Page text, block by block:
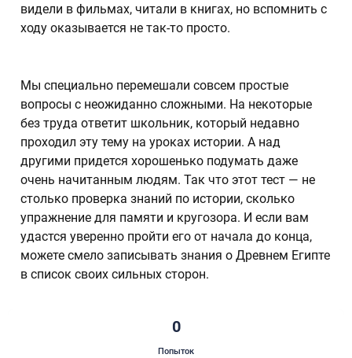
видели в фильмах, читали в книгах, но вспомнить с
ходу оказывается не так-то просто.
Мы специально перемешали совсем простые
вопросы с неожиданно сложными. На некоторые
без труда ответит школьник, который недавно
проходил эту тему на уроках истории. А над
другими придется хорошенько подумать даже
очень начитанным людям. Так что этот тест — не
столько проверка знаний по истории, сколько
упражнение для памяти и кругозора. И если вам
удастся уверенно пройти его от начала до конца,
можете смело записывать знания о Древнем Египте
в список своих сильных сторон.
0
Попыток